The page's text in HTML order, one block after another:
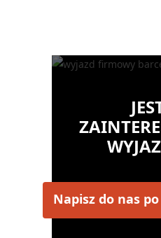
Napisz do nas